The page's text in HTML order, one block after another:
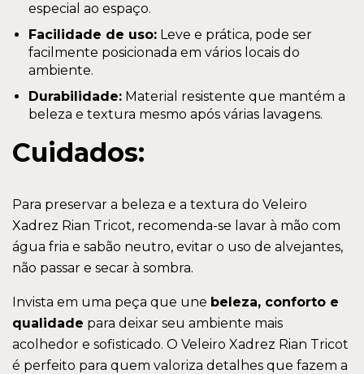
especial ao espaço.
Facilidade de uso: Leve e prática, pode ser
facilmente posicionada em vários locais do
ambiente.
Durabilidade: Material resistente que mantém a
beleza e textura mesmo após várias lavagens.
Cuidados:
Para preservar a beleza e a textura do Veleiro
Xadrez Rian Tricot, recomenda-se lavar à mão com
água fria e sabão neutro, evitar o uso de alvejantes,
não passar e secar à sombra.
Invista em uma peça que une beleza, conforto e
qualidade para deixar seu ambiente mais
acolhedor e sofisticado. O Veleiro Xadrez Rian Tricot
é perfeito para quem valoriza detalhes que fazem a